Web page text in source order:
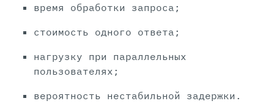
время обработки запроса;
стоимость одного ответа;
нагрузку при параллельных
пользователях;
вероятность нестабильной задержки.